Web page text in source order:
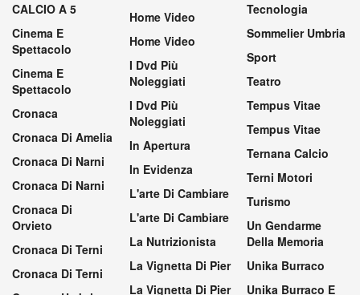
CALCIO A 5
Cinema E
Spettacolo
Cinema E
Spettacolo
Cronaca
Cronaca Di Amelia
Cronaca Di Narni
Cronaca Di Narni
Cronaca Di
Orvieto
Cronaca Di Terni
Cronaca Di Terni
Home Video
Home Video
I Dvd Più
Noleggiati
I Dvd Più
Noleggiati
In Apertura
In Evidenza
L'arte Di Cambiare
L'arte Di Cambiare
La Nutrizionista
La Vignetta Di Pier
La Vignetta Di Pier
Tecnologia
Sommelier Umbria
Sport
Teatro
Tempus Vitae
Tempus Vitae
Ternana Calcio
Terni Motori
Turismo
Un Gendarme
Della Memoria
Unika Burraco
Unika Burraco E